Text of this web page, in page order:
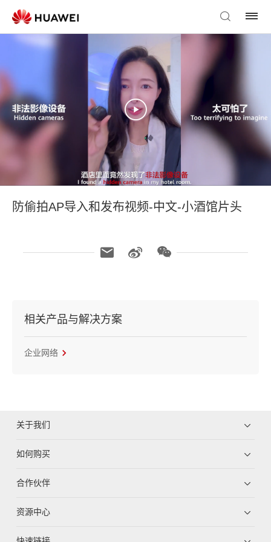
防偷拍AP导入和发布视频-中文-小酒馆片头
相关产品与解决方案
企业网络
关于我们
如何购买
合作伙伴
资源中心